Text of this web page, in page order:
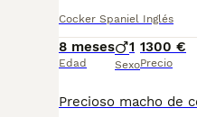
Cocker Spaniel Inglés
8 meses
Edad
1
Sexo
1300 €
Precio